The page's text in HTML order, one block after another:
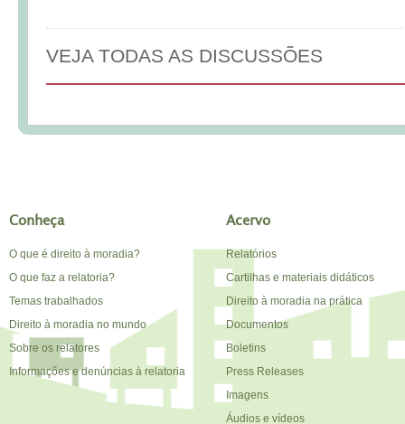
VEJA TODAS AS DISCUSSÕES
Conheça
O que é direito à moradia?
O que faz a relatoria?
Temas trabalhados
Direito à moradia no mundo
Sobre os relatores
Informações e denúncias à relatoria
Acervo
Relatórios
Cartilhas e materiais didáticos
Direito à moradia na prática
Documentos
Boletins
Press Releases
Imagens
Áudios e vídeos